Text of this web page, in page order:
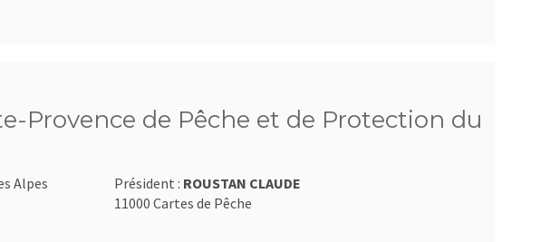
Provence de Pêche et de Protection du
Alpes
Président : ROUSTAN CLAUDE
11000 Cartes de Pêche